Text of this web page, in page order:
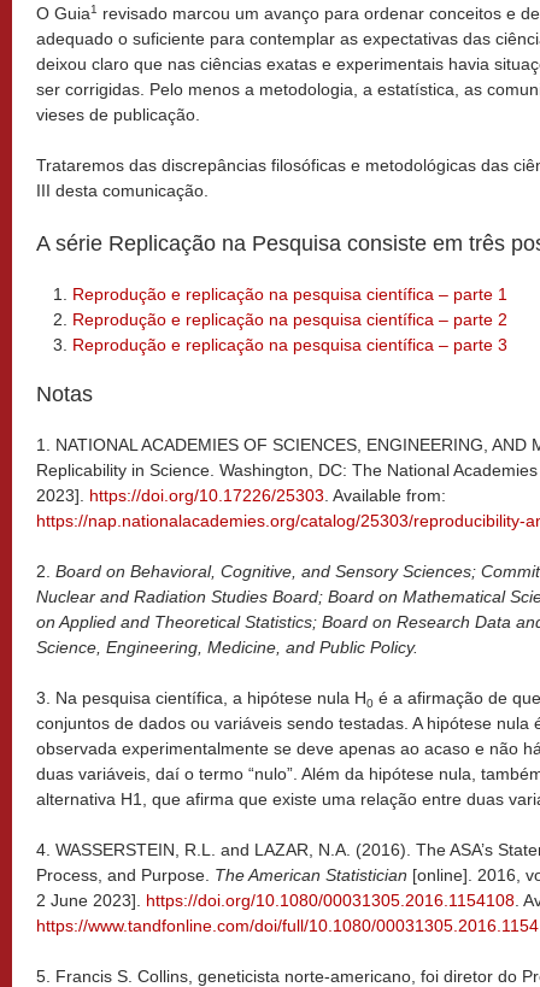
O Guia1
revisado marcou um avanço para ordenar conceitos e
adequado o suficiente para contemplar as expectativas das
deixou claro que nas ciências exatas e experimentais havia
ser corrigidas. Pelo menos a metodologia, a estatística, as
vieses de publicação.
Trataremos das discrepâncias filosóficas e metodológicas das
III desta comunicação.
A série Replicação na Pesquisa consiste em três
Reprodução e replicação na pesquisa científica – parte 1
Reprodução e replicação na pesquisa científica – parte 2
Reprodução e replicação na pesquisa científica – parte 3
Notas
1. NATIONAL ACADEMIES OF SCIENCES, ENGINEERING, AND
Replicability in Science. Washington, DC: The National
2023]. https://doi.org/10.17226/25303 . Available from:
https://nap.nationalacademies.org/catalog/25303/reproducibility-
2. Board on Behavioral, Cognitive, and Sensory Sciences;
Nuclear and Radiation Studies Board; Board on Mathematical
on Applied and Theoretical Statistics; Board on Research Data
Science, Engineering, Medicine, and Public Policy.
3. Na pesquisa científica, a hipótese nula H0 é a afirmação de
conjuntos de dados ou variáveis sendo testadas. A hipótese nula
observada experimentalmente se deve apenas ao acaso e não
duas variáveis, daí o termo “nulo”. Além da hipótese nula,
alternativa H1, que afirma que existe uma relação entre duas
4. WASSERSTEIN, R.L. and LAZAR, N.A. (2016). The ASA’s
Process, and Purpose. The American Statistician [online]. 2016,
2 June 2023]. https://doi.org/10.1080/00031305.2016.1154108 .
https://www.tandfonline.com/doi/full/10.1080/
5. Francis S. Collins, geneticista norte-americano, foi diretor do